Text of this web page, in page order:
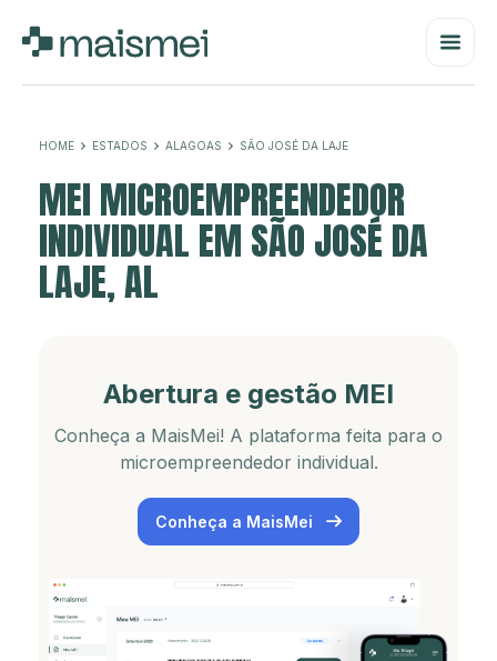
HOME ESTADOS ALAGOAS SÃO JOSÉ DA LAJE
MEI MICROEMPREENDEDOR
INDIVIDUAL EM SÃO JOSÉ DA
LAJE, AL
Abertura e gestão MEI
Conheça a MaisMei! A plataforma feita para o
microempreendedor individual.
Conheça a MaisMei